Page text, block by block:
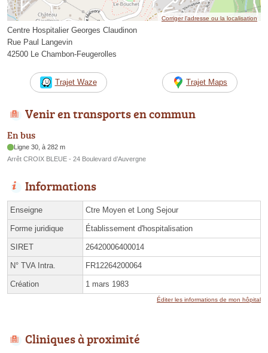
Corriger l’adresse ou la localisation
Centre Hospitalier Georges Claudinon
Rue Paul Langevin
42500 Le Chambon-Feugerolles
Trajet Waze Trajet Maps
Venir en transports en commun
En bus
Ligne 30, à 282 m
Arrêt CROIX BLEUE - 24 Boulevard d’Auvergne
Informations
Enseigne Ctre Moyen et Long Sejour
Forme juridique Établissement d'hospitalisation
SIRET 26420006400014
N° TVA Intra. FR12264200064
Création 1 mars 1983
Éditer les informations de mon hôpital
Cliniques à proximité